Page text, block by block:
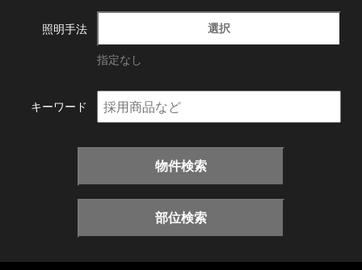
照明手法 選択
指定なし
キーワード
物件検索
部位検索